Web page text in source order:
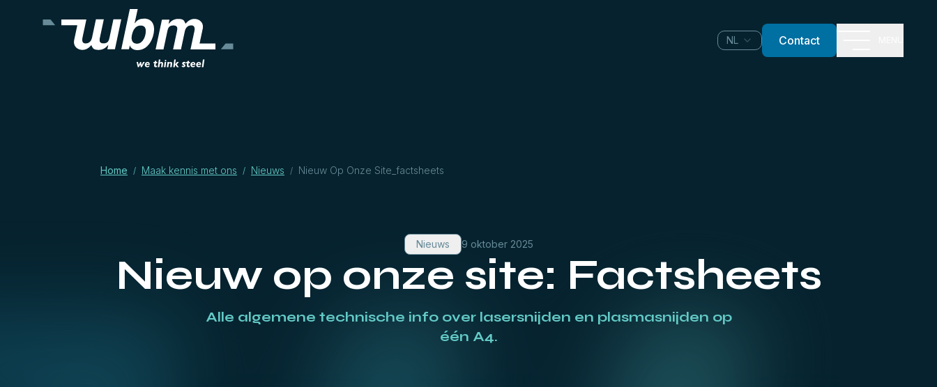
NL Contact
Home / Maak kennis met ons / Nieuws / Nieuw Op Onze Site_factsheets
Nieuws 9 oktober 2025
Nieuw op onze site: Factsheets
Alle algemene technische info over lasersnijden en plasmasnijden op
één A4.